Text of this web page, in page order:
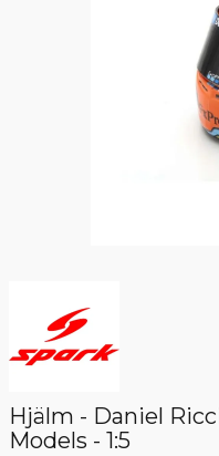
Hjälm - Daniel
Models - 1:5